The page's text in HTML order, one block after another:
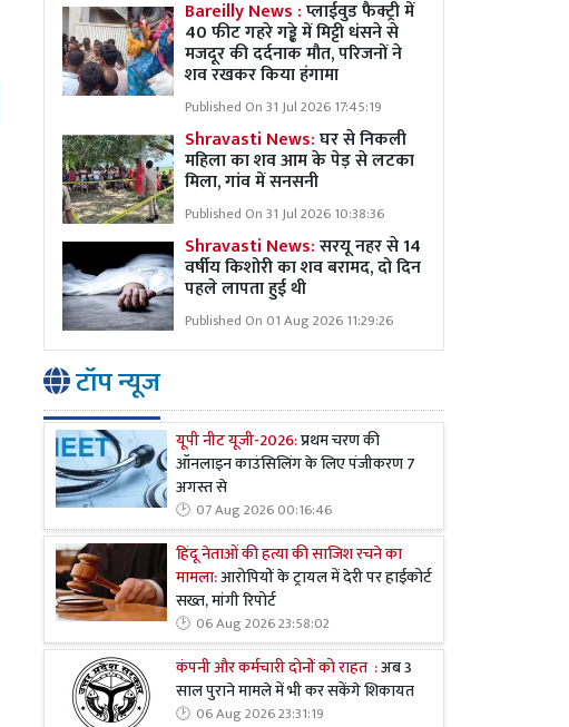
Bareilly News :प्लाईवुड फैक्ट्री में
40 फीट गहरे गड्ढे में मिट्टी धंसने से
मजदूर की दर्दनाक मौत, परिजनों ने
शव रखकर किया हंगामा
Published On 31 Jul 2026 17:45:19
Shravasti News:घर से निकली
महिला का शव आम के पेड़ से लटका
मिला, गांव में सनसनी
Published On 31 Jul 2026 10:38:36
Shravasti News:सरयू नहर से 14
वर्षीय किशोरी का शव बरामद, दो दिन
पहले लापता हुई थी
Published On 01 Aug 2026 11:29:26
टॉप न्यूज
यूपी नीट यूजी-2026:प्रथम चरण की
ऑनलाइन काउंसिलिंग के लिए पंजीकरण 7
अगस्त से
07 Aug 2026 00:16:46
हिंदू नेताओं की हत्या की साजिश रचने का
मामला:आरोपियों के ट्रायल में देरी पर हाईकोर्ट
सख्त, मांगी रिपोर्ट
06 Aug 2026 23:58:02
कंपनी और कर्मचारी दोनों को राहत :अब 3
साल पुराने मामले में भी कर सकेंगे शिकायत
06 Aug 2026 23:31:19